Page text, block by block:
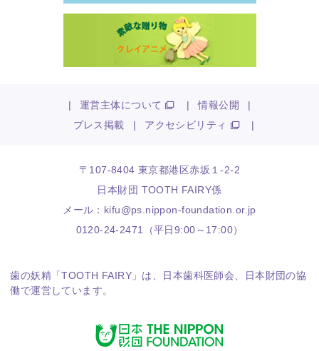
| 運営主体について | 情報公開
|
プレス掲載
| アクセシビリティ |
〒107-8404 東京都港区赤坂１-2-2
日本財団 TOOTH FAIRY係
メール： kifu@ps.nippon-foundation.or.jp
0120-24-2471（平日9:00～17:00）
歯の妖精「TOOTH FAIRY」は、 日本歯科医師会 日本財団の協
働で運営しています。